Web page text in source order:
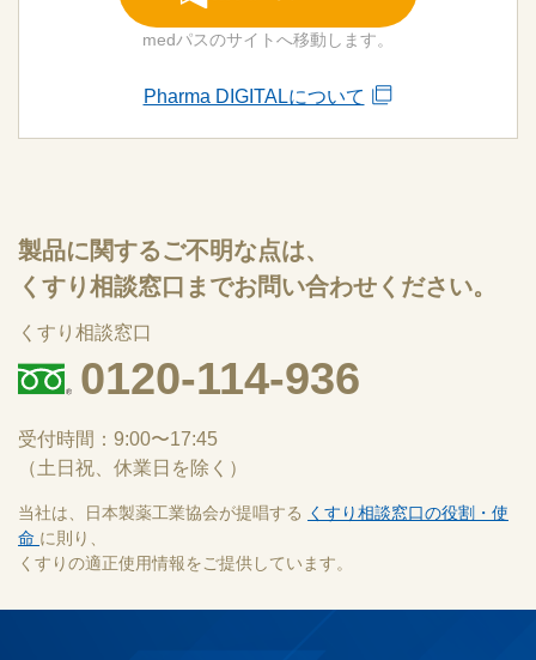
medパスのサイトへ移動します。
Pharma DIGITALについて
製品に関するご不明な点は、
くすり相談窓口までお問い合わせください。
くすり相談窓口
0120-114-936
受付時間：9:00〜17:45
（土日祝、休業日を除く）
当社は、日本製薬工業協会が提唱する くすり相談窓口の役割・使
命 に則り、
くすりの適正使用情報をご提供しています。